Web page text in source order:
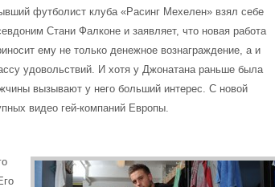
футболист клуба «Расинг Мехелен» взял себе
Стани Фалконе и заявляет, что новая работа
ему не только денежное вознаграждение, а и
удовольствий. И хотя у Джонатана раньше была
вызывают у него больший интерес. С новой
видео гей-компаний Европы.